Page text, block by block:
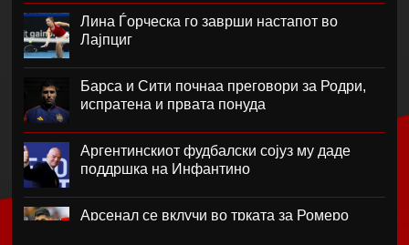
Лина Ѓорческа го заврши настапот во
Лајпциг
Барса и Сити почнаа преговори за Родри,
испратена и првата понуда
Аргентинскиот фудбалски сојуз му даде
поддршка на Инфантино
Арсенал се вклучи во трката за Ромеро